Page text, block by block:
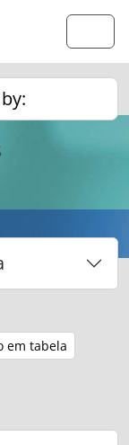
em tabela